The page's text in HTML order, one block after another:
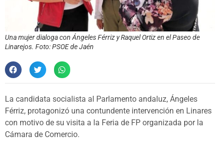
Una mujer dialoga con Ángeles Férriz y Raquel Ortiz en el Paseo de
Linarejos. Foto: PSOE de Jaén
La candidata socialista al Parlamento andaluz, Ángeles
Férriz, protagonizó una contundente intervención en Linares
con motivo de su visita a la Feria de FP organizada por la
Cámara de Comercio.